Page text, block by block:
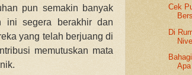
pun semakin banyak
ini segera berakhir dan
yang telah berjuang di
memutuskan mata
Cek
Di